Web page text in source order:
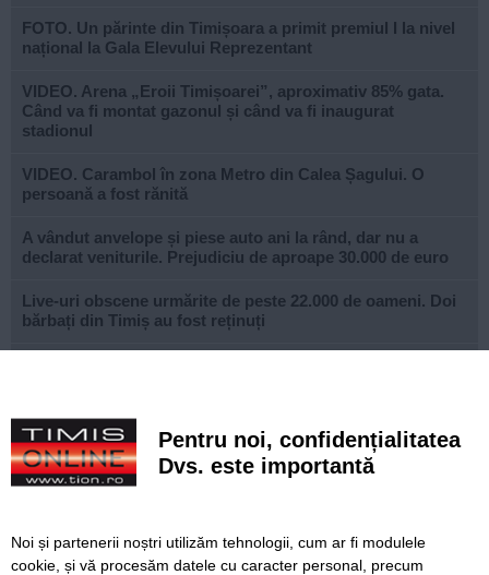
FOTO. Un părinte din Timișoara a primit premiul I la nivel
național la Gala Elevului Reprezentant
VIDEO. Arena „Eroii Timișoarei”, aproximativ 85% gata.
Când va fi montat gazonul și când va fi inaugurat
stadionul
VIDEO. Carambol în zona Metro din Calea Șagului. O
persoană a fost rănită
A vândut anvelope și piese auto ani la rând, dar nu a
declarat veniturile. Prejudiciu de aproape 30.000 de euro
Live-uri obscene urmărite de peste 22.000 de oameni. Doi
bărbați din Timiș au fost reținuți
Noile sisteme de tarifare a rovinietei și TollRo intră în
vigoare pe 31 august. Noul plan de tarifare se aplică de la
1 octombrie
joacă complet modernizat
Pentru noi, confidențialitatea
Dvs. este importantă
Noi și partenerii noștri utilizăm tehnologii, cum ar fi modulele
cookie, și vă procesăm datele cu caracter personal, precum